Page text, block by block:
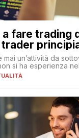
a fare trading
un’attività da
si ha esperienza